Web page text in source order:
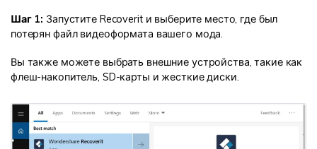
Шаг 1: Запустите Recoverit и выберите место, где был
потерян файл видеоформата вашего мода.
Вы также можете выбрать внешние устройства, такие как
флеш-накопитель, SD-карты и жесткие диски.